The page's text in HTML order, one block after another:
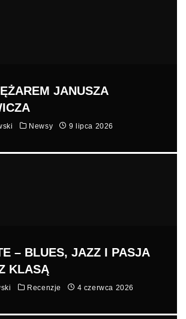
JANUSZA
Newsy 9 lipca 2026
– BLUES, JAZZ I PASJA
KLASĄ
Recenzje 4 czerwca 2026